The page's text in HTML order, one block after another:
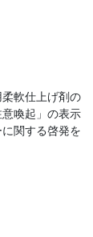
軟仕上げ剤の
喚起」の表示
関する啓発を